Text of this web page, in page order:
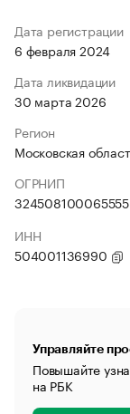
Дата регистрации
6 февраля 2024
Дата ликвидации
30 марта 2026
Регион
Московская
ОГРНИП
324508100065555
ИНН
504001136990
Управляйте
Повышайте
на РБК